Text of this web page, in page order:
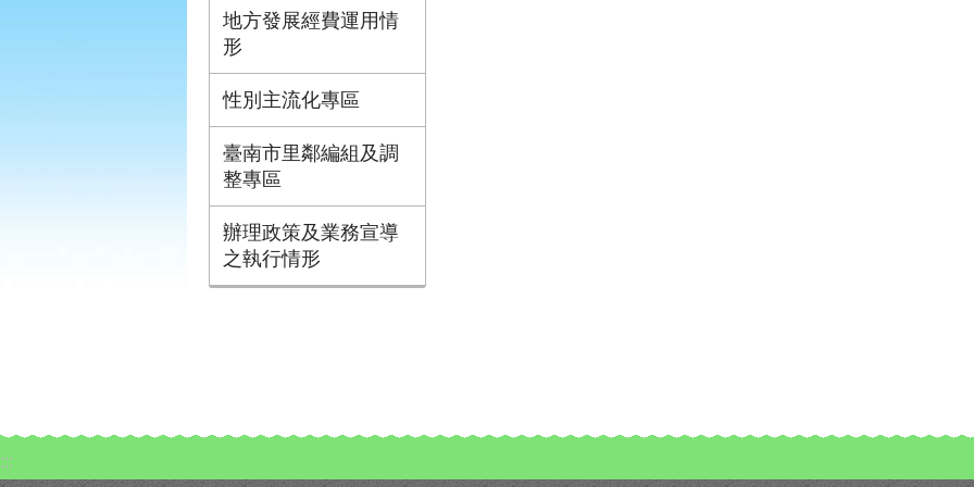
地方發展經費運用情
形
性別主流化專區
臺南市里鄰編組及調
整專區
辦理政策及業務宣導
之執行情形
:::